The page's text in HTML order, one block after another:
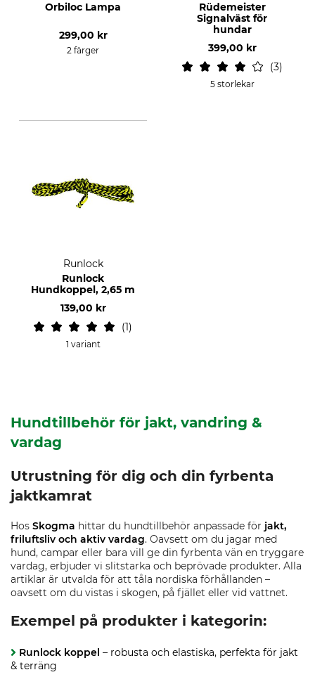
Orbiloc Lampa
299,00 kr
2 färger
Rüdemeister
Signalväst för
hundar
399,00 kr
3
5 storlekar
Runlock
Runlock
Hundkoppel, 2,65 m
139,00 kr
1
1 variant
Hundtillbehör för jakt, vandring &
vardag
Utrustning för dig och din fyrbenta
jaktkamrat
Hos Skogma hittar du hundtillbehör anpassade för jakt,
friluftsliv och aktiv vardag. Oavsett om du jagar med
hund, campar eller bara vill ge din fyrbenta vän en tryggare
vardag, erbjuder vi slitstarka och beprövade produkter. Alla
artiklar är utvalda för att tåla nordiska förhållanden –
oavsett om du vistas i skogen, på fjället eller vid vattnet.
Exempel på produkter i kategorin:
Runlock koppel – robusta och elastiska, perfekta för jakt
& terräng